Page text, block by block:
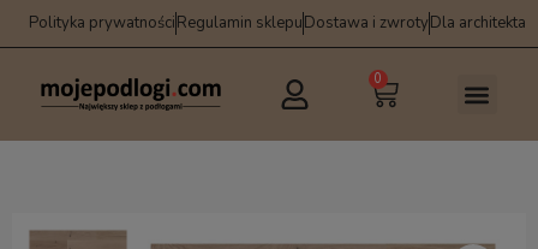
Polityka prywatnościRegulamin sklepuDostawa i zwrotyDla architekta
0